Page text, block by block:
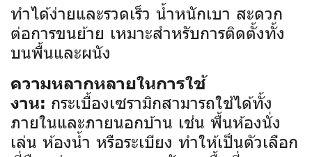
ทำได้ง่ายและรวดเร็ว น้ำหนักเบา สะดวก
ต่อการขนย้าย เหมาะสำหรับการติดตั้งทั้ง
บนพื้นและผนัง
ความหลากหลายในการใช้
งาน: กระเบื้องเซรามิกสามารถใช้ได้ทั้ง
ภายในและภายนอกบ้าน เช่น พื้นห้องนั่ง
เล่น ห้องน้ำ หรือระเบียง ทำให้เป็นตัวเลือก